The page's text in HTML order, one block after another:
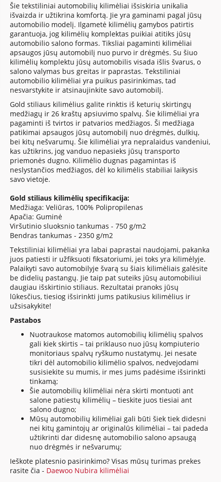
Šie tekstiliniai automobilių kilimėliai išsiskiria unikalia
išvaizda ir užtikrina komfortą. Jie yra gaminami pagal jūsų
automobilio modelį. Ilgametė kilimėlių gamybos patirtis
garantuoja, jog kilimėlių komplektas puikiai atitiks jūsų
automobilio salono formas. Tiksliai pagaminti kilimėliai
apsaugos jūsų automobilį nuo purvo ir drėgmės. Su šiuo
kilimėlių komplektu jūsų automobilis visada išlis švarus, o
salono valymas bus greitas ir paprastas. Tekstiliniai
automobilio kilimėliai yra puikus pasirinkimas, tad
nesvarstykite ir atsinaujinkite savo automobilį.
Gold stiliaus kilimėlius galite rinktis iš keturių skirtingų
medžiagų ir 26 kraštų apsiuvimo spalvų. Šie kilimėliai yra
pagaminti iš tvirtos ir patvarios medžiagos. Ši medžiaga
patikimai apsaugos jūsų automobilį nuo drėgmės, dulkių,
bei kitų nešvarumų. Šie kilimėliai yra nepralaidus vandeniui,
kas užtikrins, jog vanduo nepasieks jūsų transporto
priemonės dugno. Kilimėlio dugnas pagamintas iš
neslystančios medžiagos, dėl ko kilimėlis stabiliai laikysis
savo vietoje.
Gold stiliaus kilimėlių specifikacija:
Medžiaga: Veliūras, 100% Polipropilenas
Apačia: Guminė
Viršutinio sluoksnio tankumas - 750 g/m2
Bendras tankumas - 2350 g/m2
Tekstiliniai kilimėliai yra labai paprastai naudojami, pakanka
juos patiesti ir užfiksuoti fiksatoriumi, jei toks yra kilimėlyje.
Palaikyti savo automobilyje švarą su šiais kilimėliais galėsite
be didelių pastangų. Jie taip pat suteiks jūsų automobiliui
daugiau išskirtinio stiliaus. Rezultatai pranoks jūsų
lūkesčius, tiesiog išsirinkti jums patikusius kilimėlius ir
užsisakykite!
Pastabos
Nuotraukose matomos automobilių kilimėlių spalvos
gali kiek skirtis – tai priklauso nuo jūsų kompiuterio
monitoriaus spalvų ryškumo nustatymų. Jei nesate
tikri dėl automobilio kilimėlio spalvos, nedvejodami
susisiekite su mumis, ir mes jums padėsime išsirinkti
tinkamą;
Šie automobilių kilimėliai nėra skirti montuoti ant
salone patiestų kilimėlių – tieskite juos tiesiai ant
salono dugno;
Mūsų automobilių kilimėliai gali būti šiek tiek didesni
nei kitų gamintojų ar originalūs kilimėliai – tai padeda
užtikrinti dar didesnę automobilio salono apsaugą
nuo drėgmės ir nešvarumų;
Ieškote platesnio pasirinkimo? Visas mūsų turimas prekes
rasite čia - Daewoo Nubira kilimėliai